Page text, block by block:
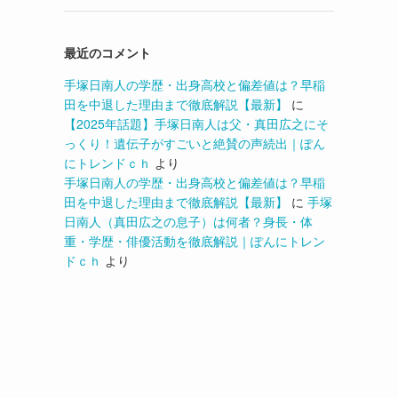
最近のコメント
手塚日南人の学歴・出身高校と偏差値は？早稲
田を中退した理由まで徹底解説【最新】
に
【2025年話題】手塚日南人は父・真田広之にそ
っくり！遺伝子がすごいと絶賛の声続出｜ぽん
にトレンドｃｈ より
手塚日南人の学歴・出身高校と偏差値は？早稲
田を中退した理由まで徹底解説【最新】
に 手塚
日南人（真田広之の息子）は何者？身長・体
重・学歴・俳優活動を徹底解説｜ぽんにトレン
ドｃｈ より